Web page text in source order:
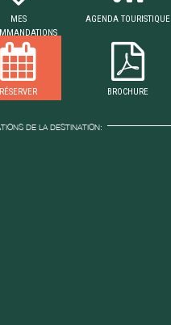
MES
AGENDA TOURISTIQUE
RÉSERVER BROCHURE
DE LA DESTINATION: